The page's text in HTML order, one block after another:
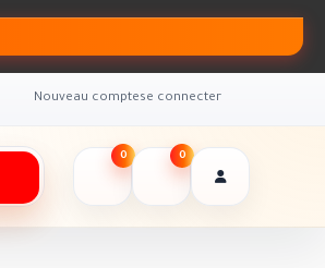
Nouveau comptese connecter
0 0